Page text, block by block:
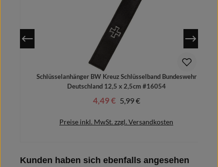
Schlüsselanhänger BW Kreuz Schlüsselband Bundeswehr
Deutschland 12,5 x 2,5cm #16054
Verkaufspreis:
4,49 € Regulärer Preis:
5,99 €
Preise inkl. MwSt. zzgl. Versandkosten
Produktgalerie überspringen
Kunden haben sich ebenfalls angesehen